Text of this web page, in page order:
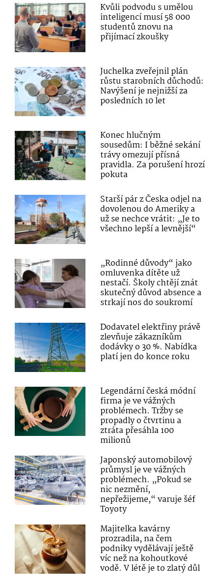
Kvůli podvodu s umělou
inteligencí musí 58 000
studentů znovu na
přijímací zkoušky
Juchelka zveřejnil plán
růstu starobních důchodů:
Navýšení je nejnižší za
posledních 10 let
Konec hlučným
sousedům: I běžné sekání
trávy omezují přísná
pravidla. Za porušení hrozí
pokuta
Starší pár z Česka odjel na
dovolenou do Ameriky a
už se nechce vrátit: „Je to
všechno lepší a levnější“
„Rodinné důvody“ jako
omluvenka dítěte už
nestačí. Školy chtějí znát
skutečný důvod absence a
strkají nos do soukromí
Dodavatel elektřiny právě
zlevňuje zákazníkům
dodávky o 30 %. Nabídka
platí jen do konce roku
Legendární česká módní
firma je ve vážných
problémech. Tržby se
propadly o čtvrtinu a
ztráta přesáhla 100
milionů
Japonský automobilový
průmysl je ve vážných
problémech. „Pokud se
nic nezmění,
nepřežijeme,“ varuje šéf
Toyoty
Majitelka kavárny
prozradila, na čem
podniky vydělávají ještě
víc než na kohoutkové
vodě. V létě je to zlatý důl